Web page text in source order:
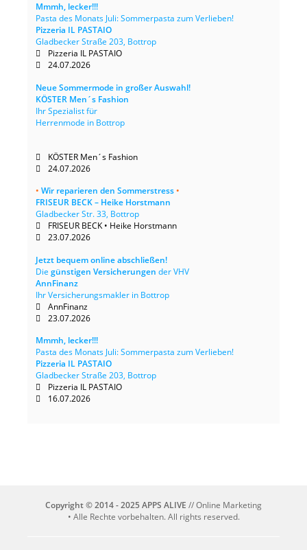
Mmmh, lecker!!!
Pasta des Monats Juli: Sommerpasta zum Verlieben!
Pizzeria IL PASTAIO
Gladbecker Straße 203, Bottrop
Pizzeria IL PASTAIO
24.07.2026
Neue Sommermode in großer Auswahl!
KÖSTER Men´s Fashion
Ihr Spezialist für
Herrenmode in Bottrop
KÖSTER Men´s Fashion
24.07.2026
• Wir reparieren den Sommerstress•
FRISEUR BECK – Heike Horstmann
Gladbecker Str. 33, Bottrop
FRISEUR BECK • Heike Horstmann
23.07.2026
Jetzt bequem online abschließen!
Die günstigen Versicherungen der VHV
AnnFinanz
Ihr Versicherungsmakler in Bottrop
AnnFinanz
23.07.2026
Mmmh, lecker!!!
Pasta des Monats Juli: Sommerpasta zum Verlieben!
Pizzeria IL PASTAIO
Gladbecker Straße 203, Bottrop
Pizzeria IL PASTAIO
16.07.2026
Copyright © 2014 - 2025 APPS ALIVE // Online Marketing
• Alle Rechte vorbehalten. All rights reserved.